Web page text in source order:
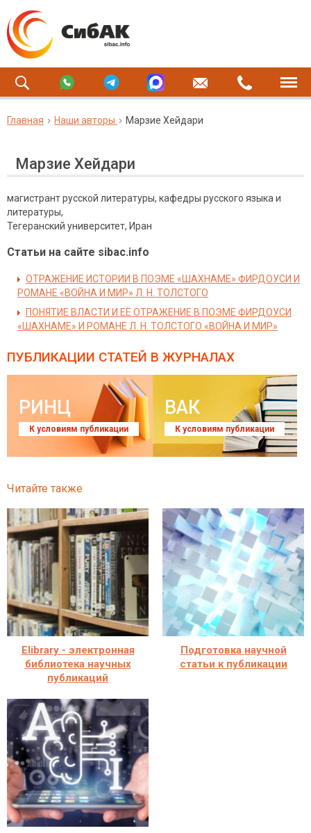
Главная Наши авторы Марзие Хейдари
Марзие Хейдари
магистрант русской литературы, кафедры русского языка и
литературы,
Тегеранский университет, Иран
Статьи на сайте sibac.info
ОТРАЖЕНИЕ ИСТОРИИ В ПОЭМЕ «ШАХНАМЕ» ФИРДОУСИ И
РОМАНЕ «ВОЙНА И МИР» Л. Н. ТОЛСТОГО
ПОНЯТИЕ ВЛАСТИ И ЕЁ ОТРАЖЕНИЕ В ПОЭМЕ ФИРДОУСИ
«ШАХНАМЕ» И РОМАНЕ Л. Н. ТОЛСТОГО «ВОЙНА И МИР»
ПУБЛИКАЦИИ СТАТЕЙ В ЖУРНАЛАХ
РИНЦ
К условиям публикации
ВАК
К условиям публикации
Читайте также
Elibrary - электронная
библиотека научных
публикаций
Подготовка научной
статьи к публикации